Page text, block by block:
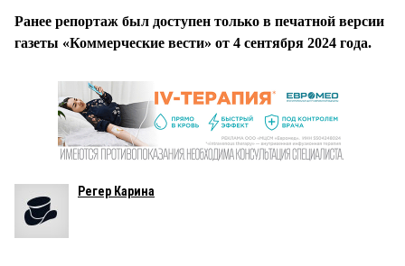
Ранее репортаж был доступен только в печатной версии
газеты «Коммерческие вести» от 4 сентября 2024 года.
Регер Карина